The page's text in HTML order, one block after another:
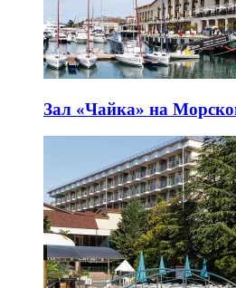
Зал «Чайка» на